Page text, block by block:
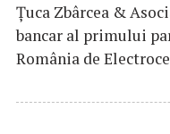
Țuca Zbârcea &
bancar al primului
România de